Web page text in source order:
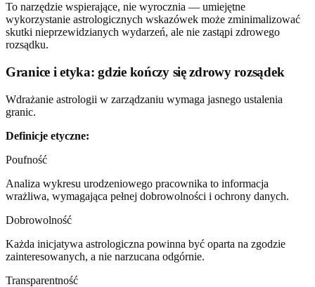
To narzędzie wspierające, nie wyrocznia — umiejętne
wykorzystanie astrologicznych wskazówek może zminimalizować
skutki nieprzewidzianych wydarzeń, ale nie zastąpi zdrowego
rozsądku.
Granice i etyka: gdzie kończy się zdrowy rozsądek
Wdrażanie astrologii w zarządzaniu wymaga jasnego ustalenia
granic.
Definicje etyczne:
Poufność
Analiza wykresu urodzeniowego pracownika to informacja
wrażliwa, wymagająca pełnej dobrowolności i ochrony danych.
Dobrowolność
Każda inicjatywa astrologiczna powinna być oparta na zgodzie
zainteresowanych, a nie narzucana odgórnie.
Transparentność